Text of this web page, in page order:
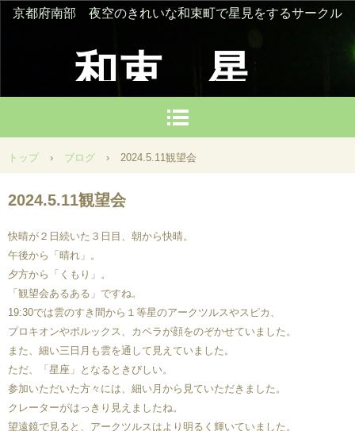
和束 星
を楽しむ
会
京都府南部 夜空のきれいな和束町で星見をするサークル
トップ › ブログ › 2024.5.11観望会
2024.5.11観望会
快晴が２日続いた３日目、朝から快晴。
午後から「晴れ」。
夕方から「くもり」。
「観望会あるある」ですね。
19:30では雲のすき間から１等星のアークツルスやスピカ、
プロキオンやポルックス、カペラが顔をのぞかせていました。
また、細い三日月も雲を通して見えていました。
ただ、「星座」となるときびしい。
参加いただいた方々には、細い月から見ていただきました。
クレーターがはっきり見えましたね。
望遠鏡で見ると、アークツルスはより明るく輝いていました。